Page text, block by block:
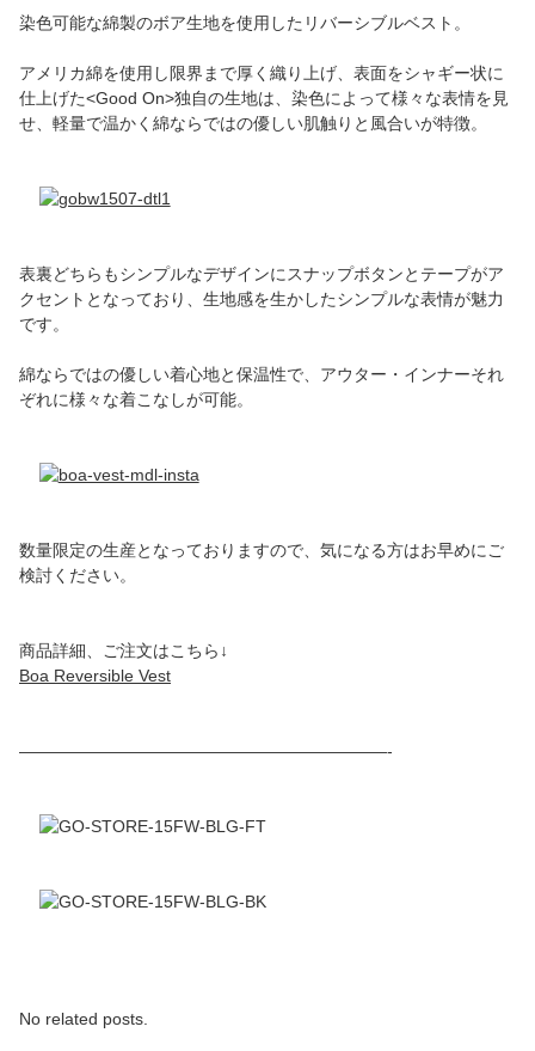
染色可能な綿製のボア生地を使用したリバーシブルベスト。
アメリカ綿を使用し限界まで厚く織り上げ、表面をシャギー状に
仕上げた<Good On>独自の生地は、染色によって様々な表情を見
せ、軽量で温かく綿ならではの優しい肌触りと風合いが特徴。
表裏どちらもシンプルなデザインにスナップボタンとテープがア
クセントとなっており、生地感を生かしたシンプルな表情が魅力
です。
綿ならではの優しい着心地と保温性で、アウター・インナーそれ
ぞれに様々な着こなしが可能。
数量限定の生産となっておりますので、気になる方はお早めにご
検討ください。
商品詳細、ご注文はこちら↓
Boa Reversible Vest
——————————————————————-
No related posts.